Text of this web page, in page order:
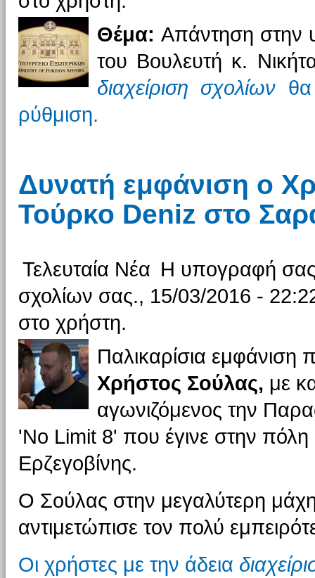
Θέμα: Απάντηση στην
του Βουλευτή κ.
διαχείριση σχολίων
ρύθμιση.
Δυνατή εμφάνιση ο
Τούρκο Deniz στο
Τελευταία Νέα Η υπογραφή σας
σχολίων σας., 15/03/2016 -
στο χρήστη.
Παλικαρίσια
Χρήστος Σούλας, με
αγωνιζόμενος την
'No Limit 8' που έγινε στην πόλη
Ερζεγοβίνης.
Ο Σούλας στην μεγαλύτερη
αντιμετώπισε τον πολύ
Οι χρήστες με την άδεια